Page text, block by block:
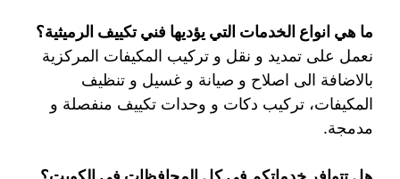
ما هي انواع الخدمات التي يؤديها فني تكييف الرميثية؟
نعمل على تمديد و نقل و تركيب المكيفات المركزية
بالاضافة الى اصلاح و صيانة و غسيل و تنظيف
المكيفات، تركيب دكات و وحدات تكييف منفصلة و
مدمجة.